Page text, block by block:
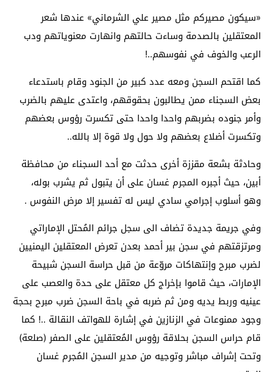
«سيكون مصيركم مثل مصير علي الشرماني» عندها شعر
المعتقلين بالصدمة وساءت حالتهم وانهارت معنوياتهم ودب
الرعب والخوف في نفوسهم..!
كما اقتحم السجن ومعه عدد كبير من الجنود وقام باستدعاء
بعض السجناء ممن يطالبون بحقوقهم، واعتدى عليهم بالضرب
وأمر جنوده بضربهم واحدا واحدا حتى تكسرت رؤوس بعضهم
وتكسرت أضلاع بعضهم ولا حول ولا قوة إلا بالله..
وحادثة بشعة مقززة أخرى حدثت مع أحد السجناء من محافظة
أبين، حيث أجبره المجرم غسان على أن يتبول ثم يشرب بوله،
وهو أسلوب إجرامي سادي ليس له تفسير إلا مرض النفوس .
وفي جريمة جديدة تضاف الى سجل جرائم المُحتل الإماراتي
ومرتزقتهم في سجن بير أحمد بعدن تعرض المعتقلين اليمنيين
لضرب مبرح وإنتهاكات مروّعة من قبل حراسة السجن شبيحة
الإمارات، حيث قاموا بإخراج كل معتقل على حدة والعصب على
عينيه وربط يديه ومن ثم ضربه في باحة السجن ضرب مبرح بحجة
وجود ممنوعات في الزنازين في إشارة للهواتف النقالة ..! كما
قام حراس السجن بحلاقة رؤوس المُعتقلين على الصفر (صلعة)
وتحت إشراف مباشر وتوجيه من مدير السجن المُجرم غسان